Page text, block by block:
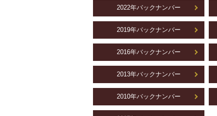
2022年バックナンバー
2019年バックナンバー
2016年バックナンバー
2013年バックナンバー
2010年バックナンバー